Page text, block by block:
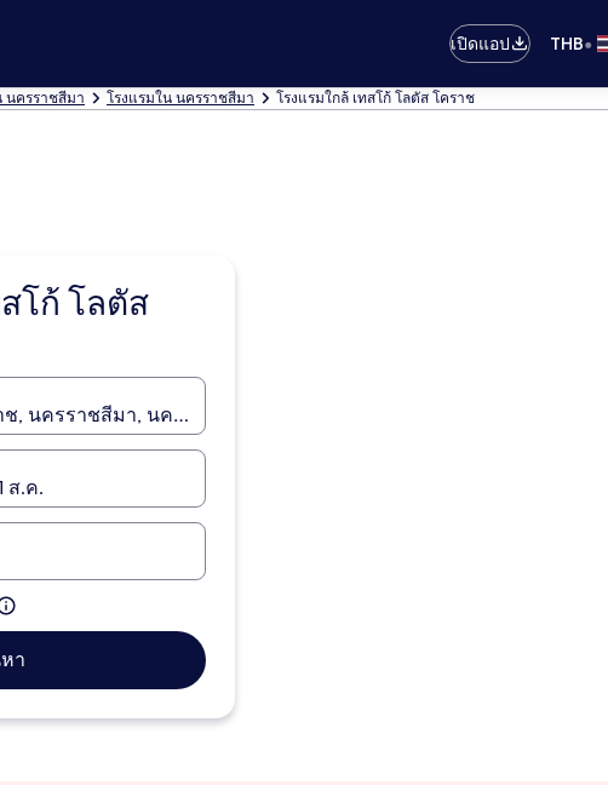
เปิดแอป
THB•
นครราชสีมา โรงแรมใน นครราชสีมา โรงแรมใกล้ เทสโก้ โลตัส โคราช
โก้ โลตัส
ส.ค.
า